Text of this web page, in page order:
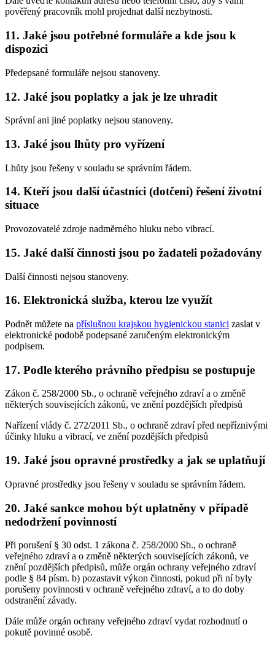
pověřený pracovník mohl projednat další nezbytnosti.
11. Jaké jsou potřebné formuláře a kde jsou k
dispozici
Předepsané formuláře nejsou stanoveny.
12. Jaké jsou poplatky a jak je lze uhradit
Správní ani jiné poplatky nejsou stanoveny.
13. Jaké jsou lhůty pro vyřízení
Lhůty jsou řešeny v souladu se správním řádem.
14. Kteří jsou další účastníci (dotčení) řešení životní
situace
Provozovatelé zdroje nadměrného hluku nebo vibrací.
15. Jaké další činnosti jsou po žadateli požadovány
Další činnosti nejsou stanoveny.
16. Elektronická služba, kterou lze využít
Podnět můžete na příslušnou krajskou hygienickou stanici zaslat v
elektronické podobě podepsané zaručeným elektronickým
podpisem.
17. Podle kterého právního předpisu se postupuje
Zákon č. 258/2000 Sb., o ochraně veřejného zdraví a o změně
některých souvisejících zákonů, ve znění pozdějších předpisů
Nařízení vlády č. 272/2011 Sb., o ochraně zdraví před nepříznivými
účinky hluku a vibrací, ve znění pozdějších předpisů
19. Jaké jsou opravné prostředky a jak se uplatňují
Opravné prostředky jsou řešeny v souladu se správním řádem.
20. Jaké sankce mohou být uplatněny v případě
nedodržení povinností
Při porušení § 30 odst. 1 zákona č. 258/2000 Sb., o ochraně
veřejného zdraví a o změně některých souvisejících zákonů, ve
znění pozdějších předpisů, může orgán ochrany veřejného zdraví
podle § 84 písm. b) pozastavit výkon činnosti, pokud při ní byly
porušeny povinnosti v ochraně veřejného zdraví, a to do doby
odstranění závady.
Dále může orgán ochrany veřejného zdraví vydat rozhodnutí o
pokutě povinné osobě.